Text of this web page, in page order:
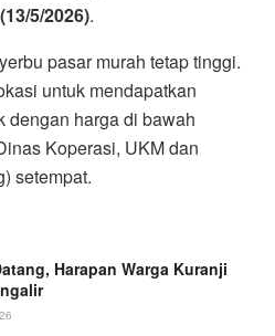
5/2026).
pasar murah tetap tinggi.
untuk mendapatkan
dengan harga di bawah
Koperasi, UKM dan
setempat.
Harapan Warga Kuranji